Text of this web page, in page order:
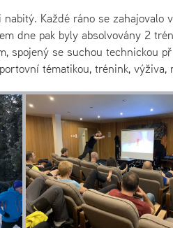
Každé ráno se zahajovalo
dne pak byly absolvovány 2
spojený se suchou technickou
tématikou, trénink, výživa,